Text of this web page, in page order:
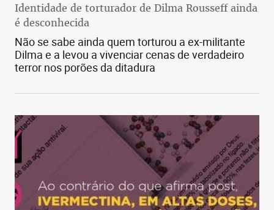
Identidade de torturador de Dilma Rousseff ainda
é desconhecida
Não se sabe ainda quem torturou a ex-militante
Dilma e a levou a vivenciar cenas de verdadeiro
terror nos porões da ditadura